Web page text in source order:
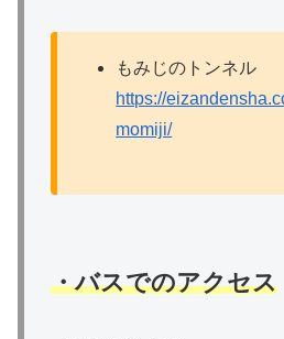
もみじのトンネル
https://
momiji/
・バスでのアクセス